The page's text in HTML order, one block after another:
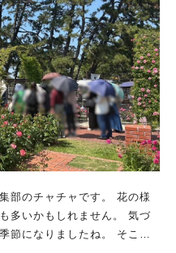
しています。 また、あ
、 マイ箸・マイバッグのご
チェックしてみてください🌱
チャチャです。 花の様
いかもしれません。 気づ
なりましたね。 そこで